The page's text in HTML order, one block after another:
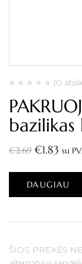
(0
€2.69 €1.83 su
DAUGIAU
ŠIOS PREKĖS